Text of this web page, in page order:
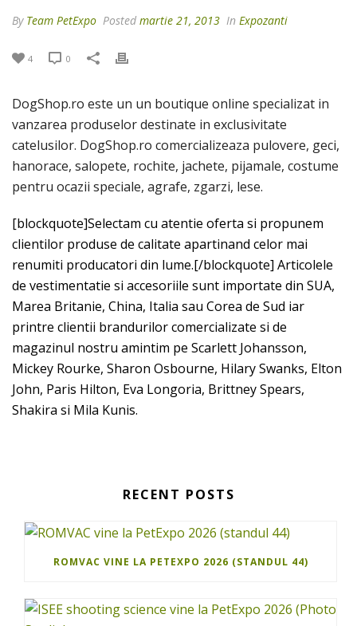
By Team PetExpo Posted martie 21, 2013 In Expozanti
4 0
DogShop.ro este un un boutique online specializat in
vanzarea produselor destinate in exclusivitate
catelusilor. DogShop.ro comercializeaza pulovere, geci,
hanorace, salopete, rochite, jachete, pijamale, costume
pentru ocazii speciale, agrafe, zgarzi, lese.
[blockquote]Selectam cu atentie oferta si propunem
clientilor produse de calitate apartinand celor mai
renumiti producatori din lume.[/blockquote] Articolele
de vestimentatie si accesoriile sunt importate din SUA,
Marea Britanie, China, Italia sau Corea de Sud iar
printre clientii brandurilor comercializate si de
magazinul nostru amintim pe Scarlett Johansson,
Mickey Rourke, Sharon Osbourne, Hilary Swanks, Elton
John, Paris Hilton, Eva Longoria, Brittney Spears,
Shakira si Mila Kunis.
RECENT POSTS
ROMVAC VINE LA PETEXPO 2026 (STANDUL 44)